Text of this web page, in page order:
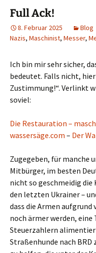
Full Ack!
8. Februar 2025 Blog
Nazis, Maschinist, Messer,
Ich bin mir sehr sicher,
bedeutet. Falls nicht,
Zustimmung!“. Verlinkt
soviel:
Die Restauration –
wassersäge.com – Der
Zugegeben, für manche
Mitbürger, im besten
nicht so geschmeidig die
den letzten Ukrainer –
dass die Armen aufgrund
noch ärmer werden,
Steuerzahlern
Straßenhunde nach